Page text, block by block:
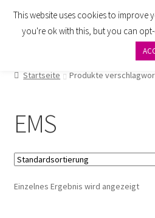
Zur
Navigation
Zum
Inhalt
Widerrufsbelehrung
Versand
Impressum
Startseite Produkte
EMS
Einzelnes Ergebnis wird angezeigt
This website uses cookies to improve
you're ok with this, but you can